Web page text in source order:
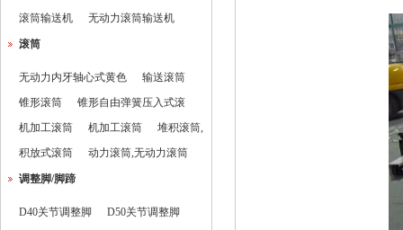
滚筒输送机
无动力滚筒输送机
滚筒
无动力内牙轴心式黄色
输送滚筒
锥形滚筒
锥形自由弹簧压入式滚
机加工滚筒
机加工滚筒
堆积滚筒,
积放式滚筒
动力滚筒,无动力滚筒
调整脚/脚蹄
D40关节调整脚
D50关节调整脚